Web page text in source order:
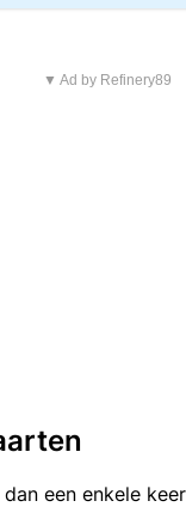
▼ Ad by Refinery89
een enkele